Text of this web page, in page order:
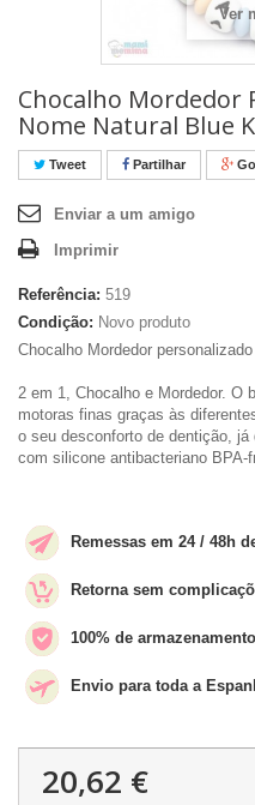
Ver
Chocalho Mordedor
Nome Natural Blue
Tweet Partilhar
Enviar a um amigo
Imprimir
Referência: 519
Condição: Novo produto
Chocalho Mordedor
2 em 1, Chocalho e Mordedor. O
motoras finas graças às
o seu desconforto de dentição,
com silicone antibacteriano BPA-
Remessas em 24 / 48h
Retorna sem
100% de
Envio para toda a
20,62 €